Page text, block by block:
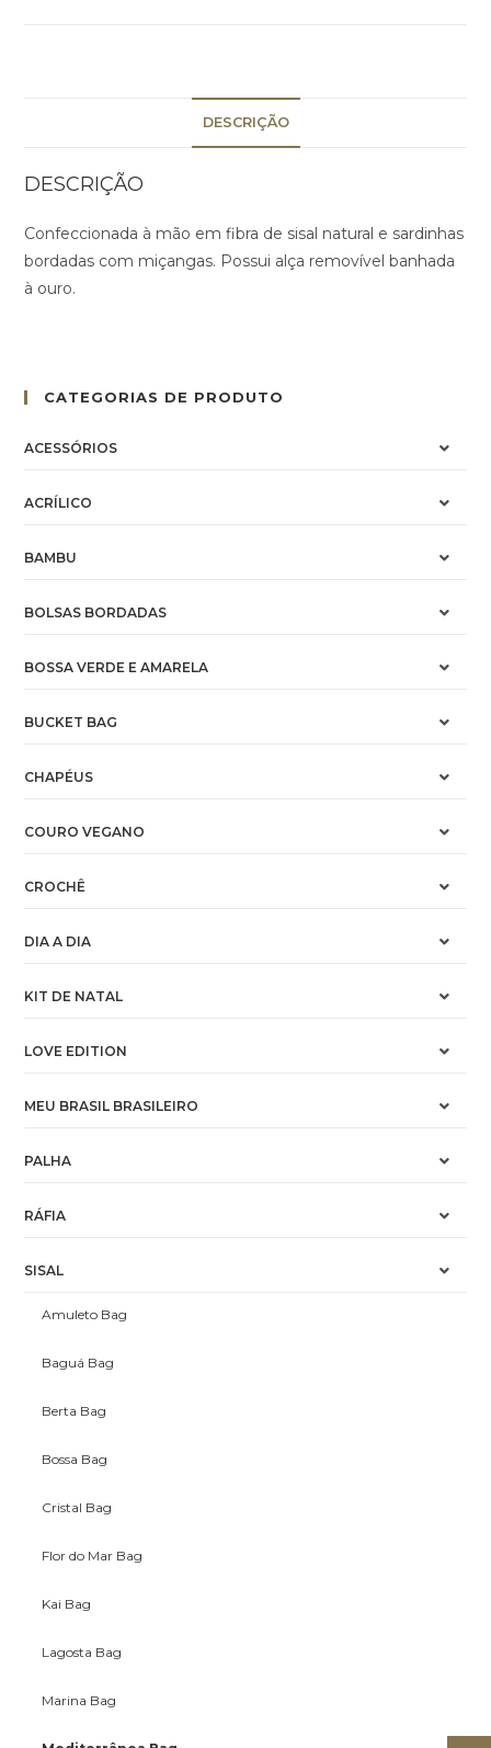
DESCRIÇÃO
DESCRIÇÃO
Confeccionada à mão em fibra de sisal natural e sardinhas
bordadas com miçangas. Possui alça removível banhada
à ouro.
CATEGORIAS DE PRODUTO
ACESSÓRIOS
ACRÍLICO
BAMBU
BOLSAS BORDADAS
BOSSA VERDE E AMARELA
BUCKET BAG
CHAPÉUS
COURO VEGANO
CROCHÊ
DIA A DIA
KIT DE NATAL
LOVE EDITION
MEU BRASIL BRASILEIRO
PALHA
RÁFIA
SISAL
Amuleto Bag
Baguá Bag
Berta Bag
Bossa Bag
Cristal Bag
Flor do Mar Bag
Kai Bag
Lagosta Bag
Marina Bag